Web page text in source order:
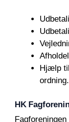
Hjælp
ordning.
HK